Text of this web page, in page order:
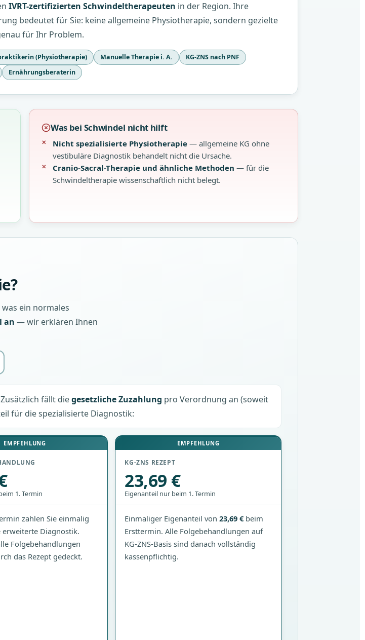
IVRT-zertifizierten Schwindeltherapeuten in der Region. Ihre
bedeutet für Sie: keine allgemeine Physiotherapie, sondern gezielte
für Ihr Problem.
(Physiotherapie) Manuelle Therapie i. A.
KG-ZNS nach PNF
Ernährungsberaterin
Was bei Schwindel nicht hilft
Nicht spezialisierte Physiotherapie — allgemeine KG ohne
vestibuläre Diagnostik behandelt nicht die Ursache.
Cranio-Sacral-Therapie und ähnliche Methoden — für die
Schwindeltherapie wissenschaftlich nicht belegt.
ein normales
an — wir erklären Ihnen
fällt diegesetzliche Zuzahlung pro Verordnung an (soweit
für die spezialisierte Diagnostik:
EMPFEHLUNG
1. Termin
zahlen Sie einmalig
Diagnostik.
Folgebehandlungen
das Rezept gedeckt.
EMPFEHLUNG
KG-ZNS REZEPT
23,69 €
Eigenanteil nur beim 1. Termin
Einmaliger Eigenanteil von23,69 €beim
Ersttermin. Alle Folgebehandlungen auf
KG-ZNS-Basis sind danach vollständig
kassenpflichtig.